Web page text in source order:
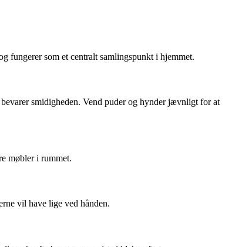
fungerer som et centralt samlingspunkt i hjemmet.
smidigheden. Vend puder og hynder jævnligt for at
møbler i rummet.
vil have lige ved hånden.